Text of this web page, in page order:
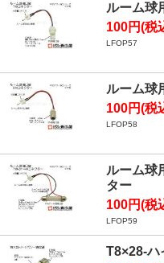
ルーム球
100円(税
LFOP57
ルーム球
100円(税
LFOP58
ルーム球
ター
100円(税
LFOP59
T8×28-ハ